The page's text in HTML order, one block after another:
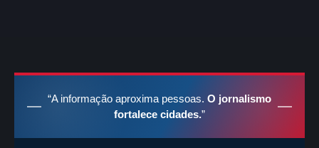
“A informação aproxima pessoas. O jornalismo
fortalece cidades.”